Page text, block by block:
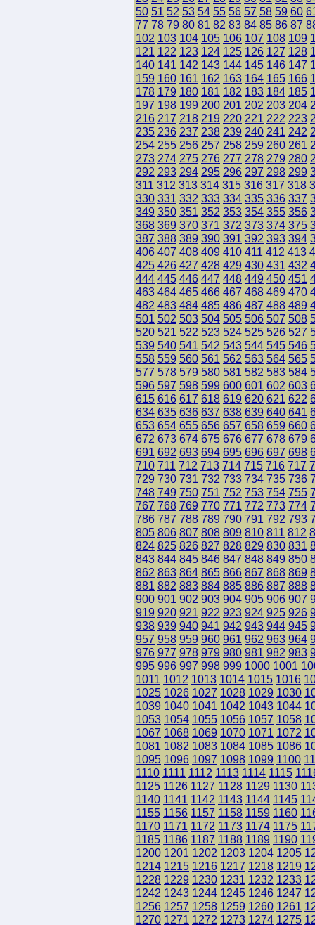
50 51 52 53 54 55 56 57 58 59 60
77 78 79 80 81 82 83 84 85 86 87
102 103 104 105 106 107 108 109
121 122 123 124 125 126 127 128
140 141 142 143 144 145 146 147
159 160 161 162 163 164 165 166
178 179 180 181 182 183 184 185
197 198 199 200 201 202 203 204
216 217 218 219 220 221 222 223
235 236 237 238 239 240 241 242
254 255 256 257 258 259 260 261
273 274 275 276 277 278 279 280
292 293 294 295 296 297 298 299
311 312 313 314 315 316 317 318
330 331 332 333 334 335 336 337
349 350 351 352 353 354 355 356
368 369 370 371 372 373 374 375
387 388 389 390 391 392 393 394
406 407 408 409 410 411 412 413
425 426 427 428 429 430 431 432
444 445 446 447 448 449 450 451
463 464 465 466 467 468 469 470
482 483 484 485 486 487 488 489
501 502 503 504 505 506 507 508
520 521 522 523 524 525 526 527
539 540 541 542 543 544 545 546
558 559 560 561 562 563 564 565
577 578 579 580 581 582 583 584
596 597 598 599 600 601 602 603
615 616 617 618 619 620 621 622
634 635 636 637 638 639 640 641
653 654 655 656 657 658 659 660
672 673 674 675 676 677 678 679
691 692 693 694 695 696 697 698
710 711 712 713 714 715 716 717
729 730 731 732 733 734 735 736
748 749 750 751 752 753 754 755
767 768 769 770 771 772 773 774
786 787 788 789 790 791 792 793
805 806 807 808 809 810 811 812
824 825 826 827 828 829 830 831
843 844 845 846 847 848 849 850
862 863 864 865 866 867 868 869
881 882 883 884 885 886 887 888
900 901 902 903 904 905 906 907
919 920 921 922 923 924 925 926
938 939 940 941 942 943 944 945
957 958 959 960 961 962 963 964
976 977 978 979 980 981 982 983
995 996 997 998 999 1000 1001
1011 1012 1013 1014 1015 1016
1025 1026 1027 1028 1029 1030
1039 1040 1041 1042 1043 1044
1053 1054 1055 1056 1057 1058
1067 1068 1069 1070 1071 1072
1081 1082 1083 1084 1085 1086
1095 1096 1097 1098 1099 1100
1110 1111 1112 1113 1114 1115
1125 1126 1127 1128 1129 1130
1140 1141 1142 1143 1144 1145
1155 1156 1157 1158 1159 1160
1170 1171 1172 1173 1174 1175
1185 1186 1187 1188 1189 1190
1200 1201 1202 1203 1204 1205
1214 1215 1216 1217 1218 1219
1228 1229 1230 1231 1232 1233
1242 1243 1244 1245 1246 1247
1256 1257 1258 1259 1260 1261
1270 1271 1272 1273 1274 1275